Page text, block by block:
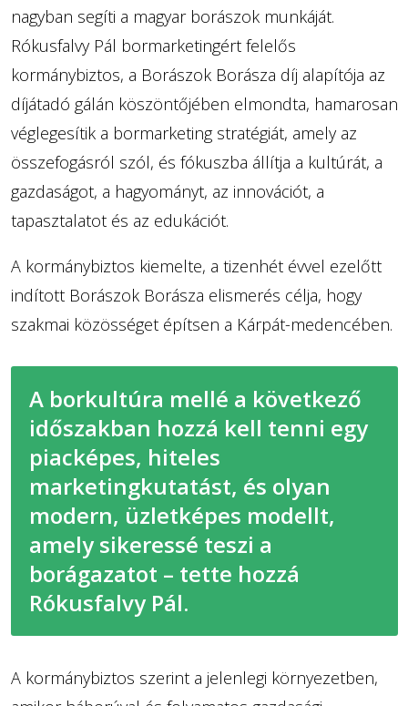
nagyban segíti a magyar borászok munkáját.
Rókusfalvy Pál bormarketingért felelős
kormánybiztos, a Borászok Borásza díj alapítója az
díjátadó gálán köszöntőjében elmondta, hamarosan
véglegesítik a bormarketing stratégiát, amely az
összefogásról szól, és fókuszba állítja a kultúrát, a
gazdaságot, a hagyományt, az innovációt, a
tapasztalatot és az edukációt.
A kormánybiztos kiemelte, a tizenhét évvel ezelőtt
indított Borászok Borásza elismerés célja, hogy
szakmai közösséget építsen a Kárpát-medencében.
A borkultúra mellé a következő
időszakban hozzá kell tenni egy
piacképes, hiteles
marketingkutatást, és olyan
modern, üzletképes modellt,
amely sikeressé teszi a
borágazatot – tette hozzá
Rókusfalvy Pál.
A kormánybiztos szerint a jelenlegi környezetben,